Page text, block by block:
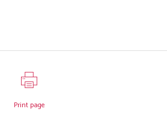
Print page